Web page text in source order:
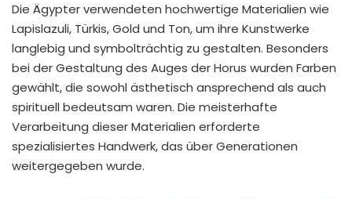
Die Ägypter verwendeten hochwertige Materialien wie
Lapislazuli, Türkis, Gold und Ton, um ihre Kunstwerke
langlebig und symbolträchtig zu gestalten. Besonders
bei der Gestaltung des Auges der Horus wurden Farben
gewählt, die sowohl ästhetisch ansprechend als auch
spirituell bedeutsam waren. Die meisterhafte
Verarbeitung dieser Materialien erforderte
spezialisiertes Handwerk, das über Generationen
weitergegeben wurde.